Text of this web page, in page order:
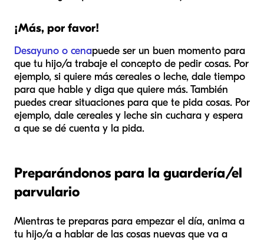
¡Más, por favor!
Desayuno o cenapuede ser un buen momento para
que tu hijo/a trabaje el concepto de pedir cosas. Por
ejemplo, si quiere más cereales o leche, dale tiempo
para que hable y diga que quiere más. También
puedes crear situaciones para que te pida cosas. Por
ejemplo, dale cereales y leche sin cuchara y espera
a que se dé cuenta y la pida.
Preparándonos para la guardería/el
parvulario
Mientras te preparas para empezar el día, anima a
tu hijo/a a hablar de las cosas nuevas que va a